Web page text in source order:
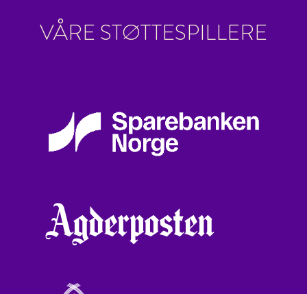
VÅRE STØTTESPILLERE